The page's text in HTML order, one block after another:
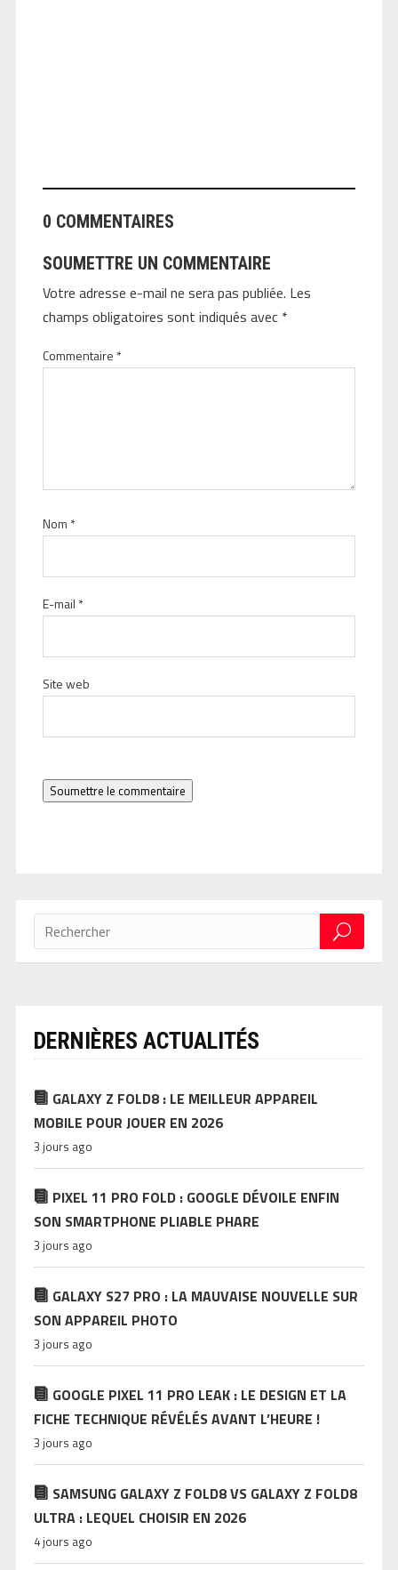
0 COMMENTAIRES
SOUMETTRE UN COMMENTAIRE
Votre adresse e-mail ne sera pas publiée. Les
champs obligatoires sont indiqués avec *
Commentaire *
Nom *
E-mail *
Site web
Soumettre le commentaire
DERNIÈRES ACTUALITÉS
GALAXY Z FOLD8 : LE MEILLEUR APPAREIL
MOBILE POUR JOUER EN 2026
3 jours ago
PIXEL 11 PRO FOLD : GOOGLE DÉVOILE ENFIN
SON SMARTPHONE PLIABLE PHARE
3 jours ago
GALAXY S27 PRO : LA MAUVAISE NOUVELLE SUR
SON APPAREIL PHOTO
3 jours ago
GOOGLE PIXEL 11 PRO LEAK : LE DESIGN ET LA
FICHE TECHNIQUE RÉVÉLÉS AVANT L’HEURE !
3 jours ago
SAMSUNG GALAXY Z FOLD8 VS GALAXY Z FOLD8
ULTRA : LEQUEL CHOISIR EN 2026
4 jours ago